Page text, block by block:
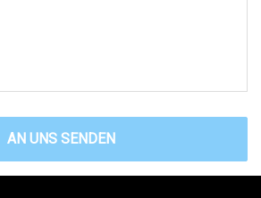
AN UNS SENDEN